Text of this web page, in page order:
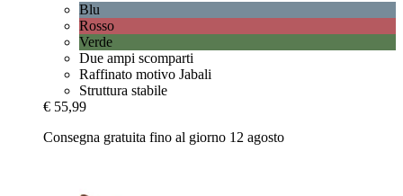
Blu
Rosso
Verde
Due ampi scomparti
Raffinato motivo Jabali
Struttura stabile
€ 55,99
Consegna gratuita fino al giorno 12 agosto